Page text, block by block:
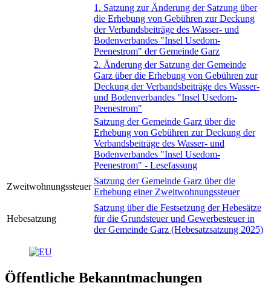
1. Satzung zur Änderung der Satzung über
die Erhebung von Gebühren zur Deckung
der Verbandsbeiträge des Wasser- und
Bodenverbandes "Insel Usedom-
Peenestrom" der Gemeinde Garz
2. Änderung der Satzung der Gemeinde
Garz über die Erhebung von Gebühren zur
Deckung der Verbandsbeiträge des Wasser-
und Bodenverbandes "Insel Usedom-
Peenestrom"
Satzung der Gemeinde Garz über die
Erhebung von Gebühren zur Deckung der
Verbandsbeiträge des Wasser- und
Bodenverbandes "Insel Usedom-
Peenestrom" - Lesefassung
Zweitwohnungssteuer
Satzung der Gemeinde Garz über die
Erhebung einer Zweitwohnungssteuer
Hebesatzung
Satzung über die Festsetzung der Hebesätze
für die Grundsteuer und Gewerbesteuer in
der Gemeinde Garz (Hebesatzsatzung 2025)
Öffentliche Bekanntmachungen